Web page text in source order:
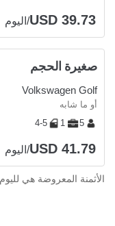
USD 39.73/اليوم
صغيرة الحجم
Volkswagen Golf
أو ما شابه
5
1
4-5
USD 41.79/اليوم
الأثمنة المعروضة هي